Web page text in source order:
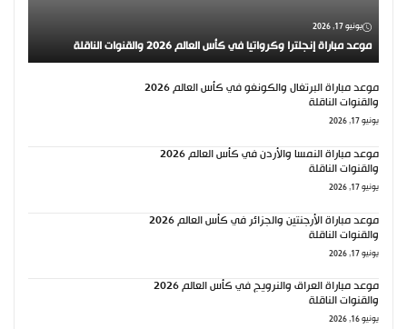
يونيو 17, 2026
موعد مباراة إنجلترا وكرواتيا في كأس العالم 2026 والقنوات الناقلة
موعد مباراة البرتغال والكونغو في كأس العالم 2026
والقنوات الناقلة
يونيو 17, 2026
موعد مباراة النمسا والأردن في كأس العالم 2026
والقنوات الناقلة
يونيو 17, 2026
موعد مباراة الأرجنتين والجزائر في كأس العالم 2026
والقنوات الناقلة
يونيو 17, 2026
موعد مباراة العراق والنرويج في كأس العالم 2026
والقنوات الناقلة
يونيو 16, 2026